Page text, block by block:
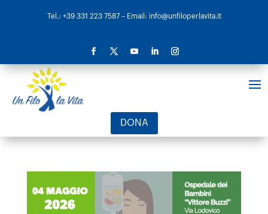
Tel.: +39 331 223 7587– Email: info@unfiloperlavita.it
DONA